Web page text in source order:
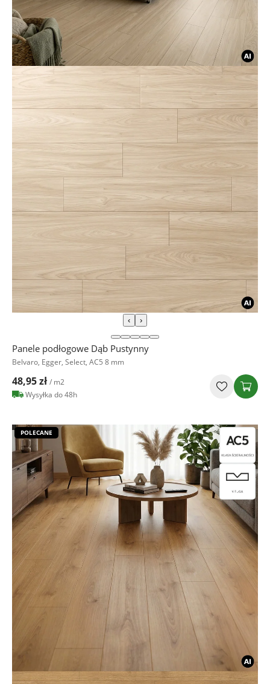
‹ ›
Panele podłogowe Dąb Pustynny
Belvaro, Egger, Select, AC5 8 mm
48,95 zł / m2
Wysyłka do 48h
POLECANE